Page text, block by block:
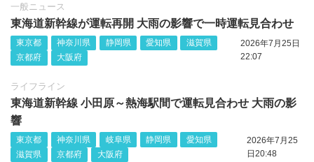
一般ニュース
東海道新幹線が運転再開 大雨の影響で一時運転見合わせ
東京都 神奈川県 静岡県 愛知県
滋賀県
京都府
大阪府
2026年7月25日
22:07
ライフライン
東海道新幹線 小田原～熱海駅間で運転見合わせ 大雨の影
響
東京都 神奈川県 岐阜県 静岡県
愛知県
滋賀県
京都府 大阪府
2026年7月25
日20:48